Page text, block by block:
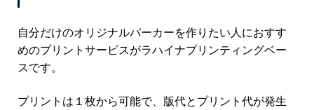
自分だけのオリジナルパーカーを作りたい人におすす
めのプリントサービスがラハイナプリンティングベー
スです。
プリントは１枚から可能で、版代とプリント代が発生